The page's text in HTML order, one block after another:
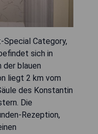
Category,
sich in
der blauen
liegt 2 km vom
des Konstantin
Die
Rezeption,